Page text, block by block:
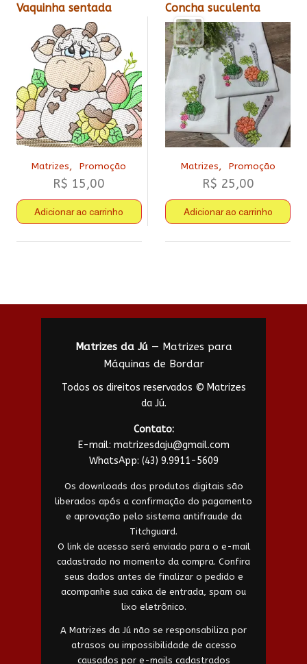
Vaquinha sentada
Matrizes, Promoção
R$ 15,00
Adicionar ao carrinho
Concha suculenta
Matrizes, Promoção
R$ 25,00
Adicionar ao carrinho
Matrizes da Jú— Matrizes para
Máquinas de Bordar
Todos os direitos reservados © Matrizes
da Jú.
Contato:
E-mail: matrizesdaju@gmail.com
WhatsApp: (43) 9.9911-5609
Os downloads dos produtos digitais são
liberados após a confirmação do pagamento
e aprovação pelo sistema antifraude da
Titchguard.
O link de acesso será enviado para o e-mail
cadastrado no momento da compra. Confira
seus dados antes de finalizar o pedido e
acompanhe sua caixa de entrada, spam ou
lixo eletrônico.
A Matrizes da Jú não se responsabiliza por
atrasos ou impossibilidade de acesso
causados por e-mails cadastrados